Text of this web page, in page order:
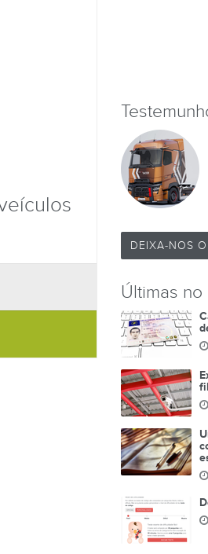
DEIXA-NOS
Últimas no